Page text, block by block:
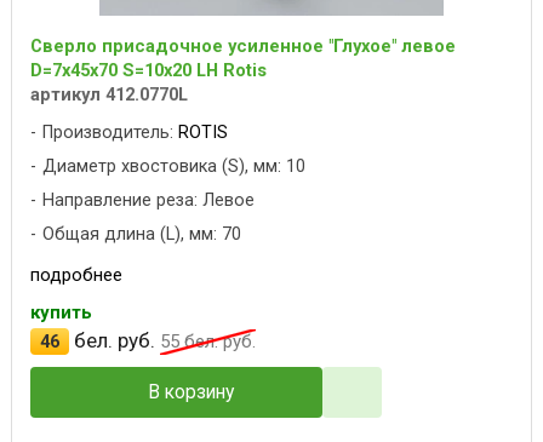
Сверло присадочное усиленное "Глухое" левое
D=7x45x70 S=10x20 LH Rotis
артикул 412.0770L
Производитель: ROTIS
Диаметр хвостовика (S), мм: 10
Направление реза: Левое
Общая длина (L), мм: 70
подробнее
купить
46
бел. руб. 55бел. руб.
В корзину